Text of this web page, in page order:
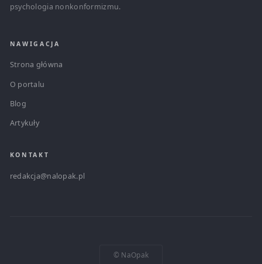
psychologia nonkonformizmu.
NAWIGACJA
Strona główna
O portalu
Blog
Artykuły
KONTAKT
redakcja@nalopak.pl
© NaOpak